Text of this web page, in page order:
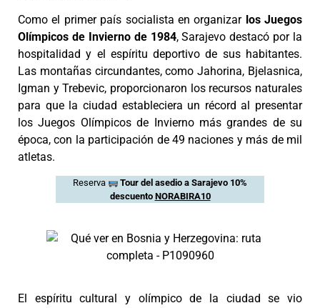
Como el primer país socialista en organizar los Juegos
Olímpicos de Invierno de 1984, Sarajevo destacó por la
hospitalidad y el espíritu deportivo de sus habitantes.
Las montañas circundantes, como Jahorina, Bjelasnica,
Igman y Trebevic, proporcionaron los recursos naturales
para que la ciudad estableciera un récord al presentar
los Juegos Olímpicos de Invierno más grandes de su
época, con la participación de 49 naciones y más de mil
atletas.
Reserva
Tour del asedio a Sarajevo 10%
descuento NORABIRA10
El espíritu cultural y olímpico de la ciudad se vio